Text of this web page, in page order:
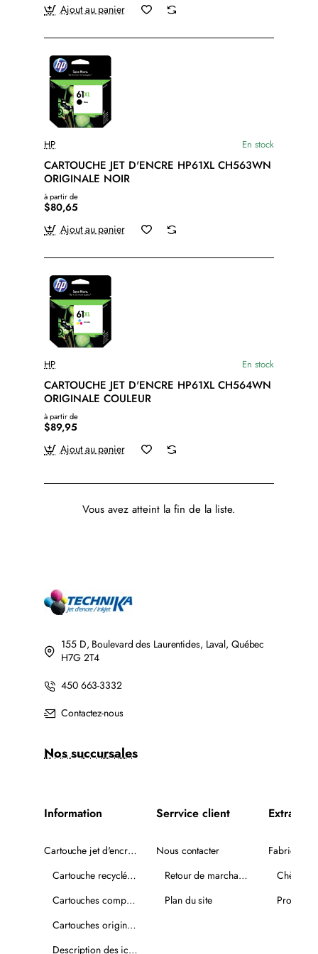
Ajout au panier
HP En stock
CARTOUCHE JET D'ENCRE HP61XL CH563WN
ORIGINALE NOIR
à partir de
$80,65
Ajout au panier
HP En stock
CARTOUCHE JET D'ENCRE HP61XL CH564WN
ORIGINALE COULEUR
à partir de
$89,95
Ajout au panier
Vous avez atteint la fin de la liste.
155 D, Boulevard des Laurentides, Laval, Québec
H7G 2T4
450 663-3332
Contactez-nous
Nos succursales
Information
Cartouche jet d'encre recyclée
Cartouche recyclée PLUS
Cartouches compatibles
Cartouches originales
Description des icônes
Serrvice client
Nous contacter
Retour de marchandise
Plan du site
Extra
Fabricants